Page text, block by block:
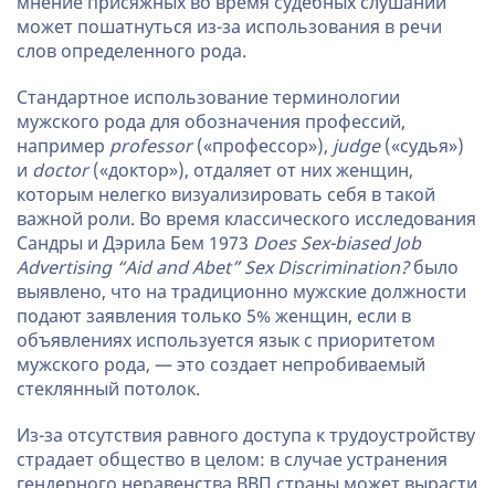
может пошатнуться из-за использования в речи
слов определенного рода.
Стандартное использование терминологии
мужского рода для обозначения профессий,
например professor(«профессор»), judge («судья»)
и doctor(«доктор»), отдаляет от них женщин,
которым нелегко визуализировать себя в такой
важной роли. Во время классического исследования
Сандры и Дэрила Бем 1973 Does Sex-biased Job
Advertising “Aid and Abet” Sex Discrimination?было
выявлено, что на традиционно мужские должности
подают заявления только 5% женщин, если в
объявлениях используется язык с приоритетом
мужского рода, — это создает непробиваемый
стеклянный потолок.
Из-за отсутствия равного доступа к трудоустройству
страдает общество в целом: в случае устранения